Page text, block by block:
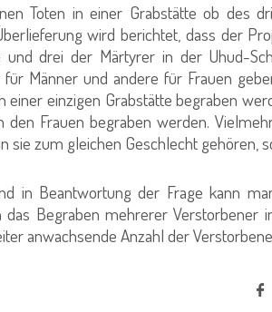
Toten in einer Grabstätte ob des
wird berichtet, dass der
drei der Märtyrer in der Uhud-
Männer und andere für Frauen
einzigen Grabstätte begraben
den Frauen begraben werden.
sie zum gleichen Geschlecht gehören,
in Beantwortung der Frage kann
Begraben mehrerer Verstorbener
anwachsende Anzahl der